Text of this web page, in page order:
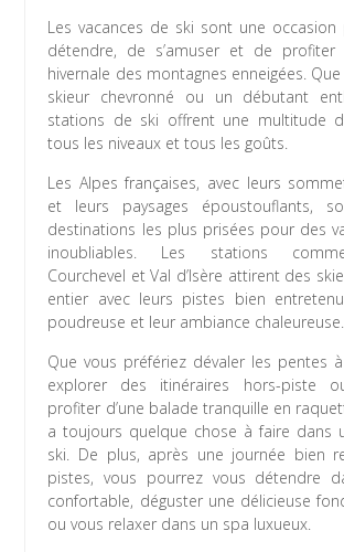
Les vacances de ski sont une
détendre, de s’amuser et de
hivernale des montagnes enneigées.
skieur chevronné ou un débutant
stations de ski offrent une multitude
tous les niveaux et tous les goûts.
Les Alpes françaises, avec leurs
et leurs paysages époustouflants,
destinations les plus prisées pour des
inoubliables. Les stations
Courchevel et Val d’Isère attirent des
entier avec leurs pistes bien
poudreuse et leur ambiance chaleureuse.
Que vous préfériez dévaler les pentes
explorer des itinéraires hors-piste
profiter d’une balade tranquille en
a toujours quelque chose à faire dans
ski. De plus, après une journée bien
pistes, vous pourrez vous détendre
confortable, déguster une délicieuse
ou vous relaxer dans un spa luxueux.